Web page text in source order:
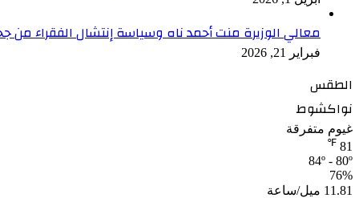
معالي الوزيرة منت أحمد ناه وسياسة إنتشال الفقراء من
فبراير 21, 2026
الطقس
نواكشوط
غيوم متفرقة
81
℉
84º - 80º
76%
11.81 ميل/ساعة